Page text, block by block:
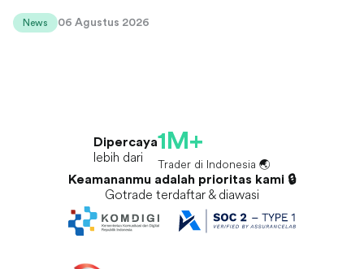
News 06 Agustus 2026
Dipercaya
lebih dari
1M+
Trader di Indonesia 🌏
Keamananmu adalah prioritas kami 🔒
Gotrade terdaftar & diawasi